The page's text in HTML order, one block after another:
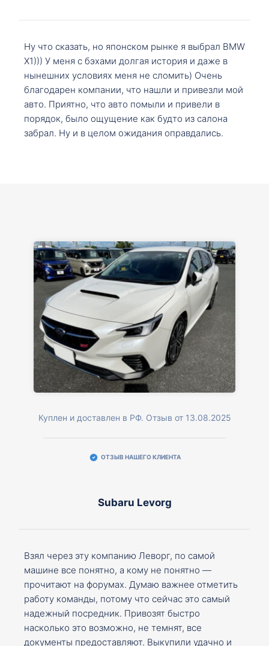
Ну что сказать, но японском рынке я выбрал BMW
X1))) У меня с бэхами долгая история и даже в
нынешних условиях меня не сломить) Очень
благодарен компании, что нашли и привезли мой
авто. Приятно, что авто помыли и привели в
порядок, было ощущение как будто из салона
забрал. Ну и в целом ожидания оправдались.
Куплен и доставлен в РФ. Отзыв от 13.08.2025
ОТЗЫВ НАШЕГО КЛИЕНТА
Subaru Levorg
Взял через эту компанию Леворг, по самой
машине все понятно, а кому не понятно —
прочитают на форумах. Думаю важнее отметить
работу команды, потому что сейчас это самый
надежный посредник. Привозят быстро
насколько это возможно, не темнят, все
документы предоставляют. Выкупили удачно и